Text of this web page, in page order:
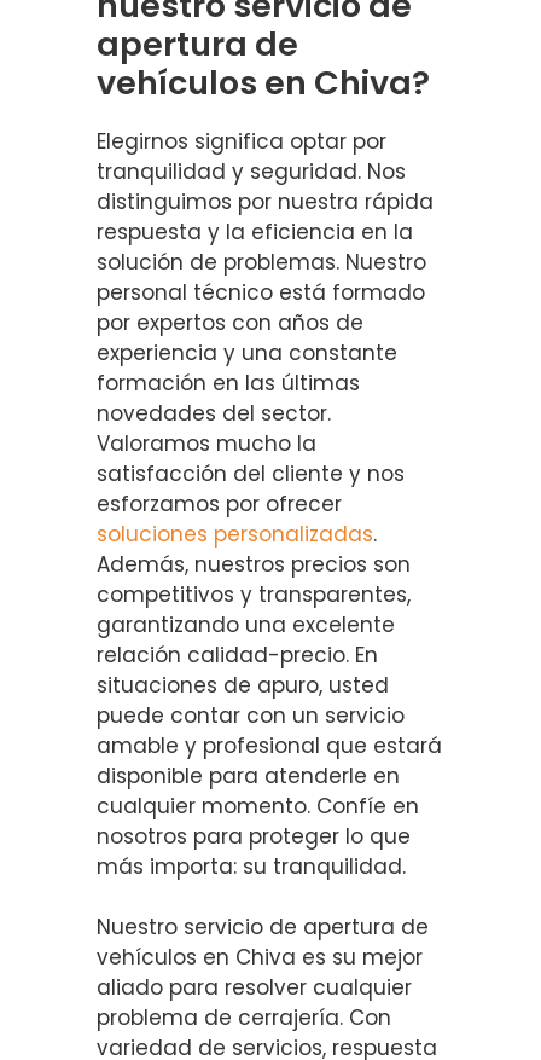
apertura de
vehículos en Chiva?
Elegirnos significa optar por
tranquilidad y seguridad. Nos
distinguimos por nuestra rápida
respuesta y la eficiencia en la
solución de problemas. Nuestro
personal técnico está formado
por expertos con años de
experiencia y una constante
formación en las últimas
novedades del sector.
Valoramos mucho la
satisfacción del cliente y nos
esforzamos por ofrecer
soluciones personalizadas.
Además, nuestros precios son
competitivos y transparentes,
garantizando una excelente
relación calidad-precio. En
situaciones de apuro, usted
puede contar con un servicio
amable y profesional que estará
disponible para atenderle en
cualquier momento. Confíe en
nosotros para proteger lo que
más importa: su tranquilidad.
Nuestro servicio de apertura de
vehículos en Chiva es su mejor
aliado para resolver cualquier
problema de cerrajería. Con
variedad de servicios, respuesta